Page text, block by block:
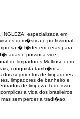
especializada em
dom�stica e profissional,
� l�der em ceras para
e possui a vice-
de limpadores Multiuso com
conquista tamb�m a
dos segmentos de limpadores
limpadores de banheiro e
de limpeza.Tudo isso
a vida dos brasileiros
sem perder a tradi�ao.